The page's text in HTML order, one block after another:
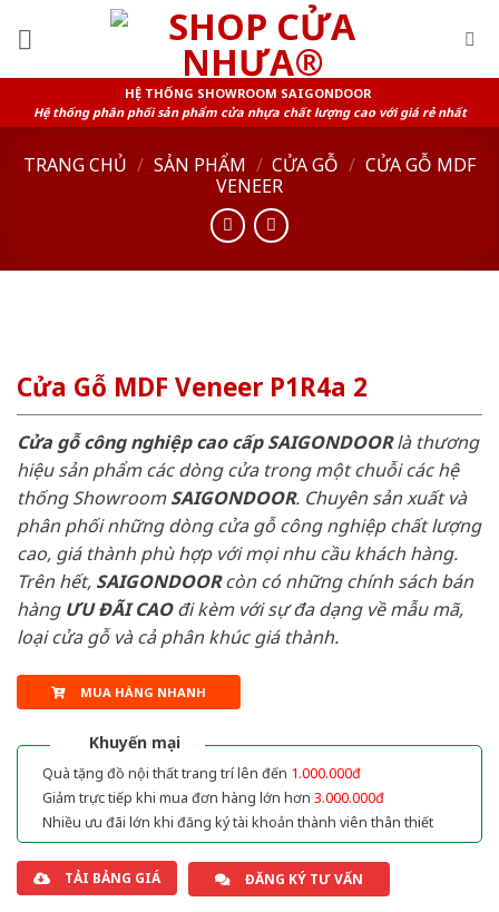
HỆ THỐNG SHOWROOM SAIGONDOOR
Hệ thống phân phối sản phẩm cửa nhựa chất lượng cao với giá rẻ nhất
TRANG CHỦ / SẢN PHẨM / CỬA GỖ / CỬA GỖ MDF
VENEER
Cửa Gỗ MDF Veneer P1R4a 2
Cửa gỗ công nghiệp cao cấp SAIGONDOORlà thương
hiệu sản phẩm các dòng cửa trong một chuỗi các hệ
thống ShowroomSAIGONDOOR. Chuyên sản xuất và
phân phối những dòng cửa gỗ công nghiệp chất lượng
cao, giá thành phù hợp với mọi nhu cầu khách hàng.
Trên hết, SAIGONDOORcòn có những chính sách bán
hàng ƯU ĐÃI CAOđi kèm với sự đa dạng về mẫu mã,
loại cửa gỗ và cả phân khúc giá thành.
MUA HÀNG NHANH
Khuyến mại
Quà tặng đồ nội thất trang trí lên đến 1.000.000đ
Giảm trực tiếp khi mua đơn hàng lớn hơn 3.000.000đ
Nhiều ưu đãi lớn khi đăng ký tài khoản thành viên thân thiết
TẢI BẢNG GIÁ ĐĂNG KÝ TƯ VẤN